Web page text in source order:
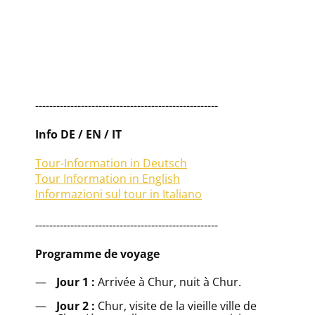
----------------------------------------------------
Info DE / EN / IT
Tour-Information in Deutsch
Tour Information in English
Informazioni sul tour in Italiano
----------------------------------------------------
Programme de voyage
Jour 1 : Arrivée à Chur, nuit à Chur.
Jour 2 : Chur, visite de la vieille ville de